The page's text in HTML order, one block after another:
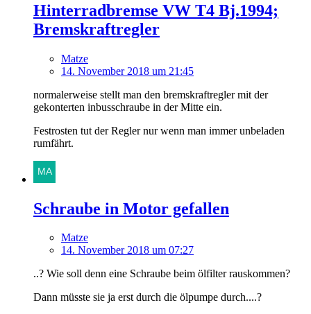
Hinterradbremse VW T4 Bj.1994;
Bremskraftregler
Matze
14. November 2018 um 21:45
normalerweise stellt man den bremskraftregler mit der
gekonterten inbusschraube in der Mitte ein.
Festrosten tut der Regler nur wenn man immer unbeladen
rumfährt.
Schraube in Motor gefallen
Matze
14. November 2018 um 07:27
..? Wie soll denn eine Schraube beim ölfilter rauskommen?
Dann müsste sie ja erst durch die ölpumpe durch....?